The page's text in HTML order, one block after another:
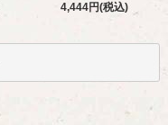
4,444円(税込)